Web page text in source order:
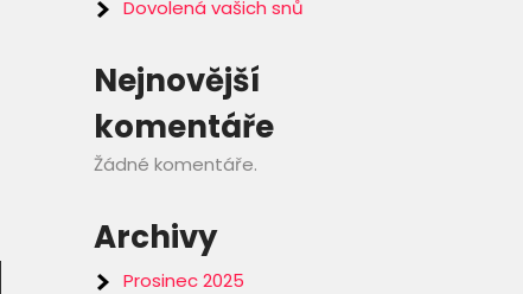
Dovolená vašich snů
Nejnovější
komentáře
Žádné komentáře.
Archivy
Prosinec 2025